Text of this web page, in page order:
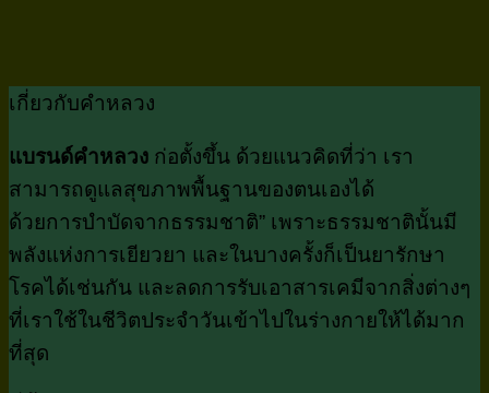
เกี่ยวกับคำหลวง
แบรนด์คำหลวง ก่อตั้งขึ้น ด้วยแนวคิดที่ว่า เรา
สามารถดูแลสุขภาพพื้นฐานของตนเองได้
ด้วยการบำบัดจากธรรมชาติ” เพราะธรรมชาตินั้นมี
พลังแห่งการเยียวยา และในบางครั้งก็เป็นยารักษา
โรคได้เช่นกัน และลดการรับเอาสารเคมีจากสิ่งต่างๆ
ที่เราใช้ในชีวิตประจำวันเข้าไปในร่างกายให้ได้มาก
ที่สุด